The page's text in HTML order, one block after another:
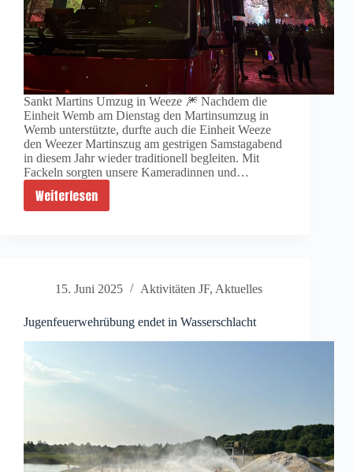
Sankt Martins Umzug in Weeze 🎆 Nachdem die
Einheit Wemb am Dienstag den Martinsumzug in
Wemb unterstützte, durfte auch die Einheit Weeze
den Weezer Martinszug am gestrigen Samstagabend
in diesem Jahr wieder traditionell begleiten. Mit
Fackeln sorgten unsere Kameradinnen und…
Weiterlesen
Sankt
15. Juni 2025 Aktivitäten JF, Aktuelles
Jugenfeuerwehrübung endet in Wasserschlacht